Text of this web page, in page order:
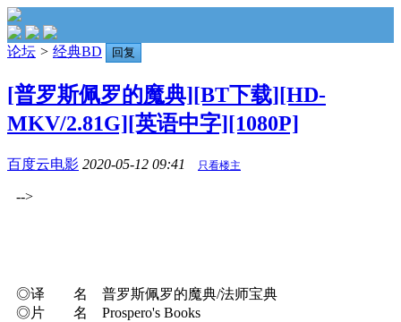
论坛 > 经典BD 回复
[普罗斯佩罗的魔典][BT下载][HD-
MKV/2.81G][英语中字][1080P]
百度云电影 2020-05-12 09:41 只看楼主
-->
◎译 名 普罗斯佩罗的魔典/法师宝典
◎片 名 Prospero's Books